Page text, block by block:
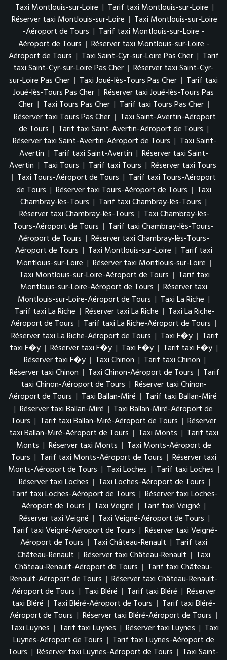
Taxi Montlouis-sur-Loire | Tarif taxi Montlouis-sur-Loire |
Réserver taxi Montlouis-sur-Loire | Taxi Montlouis-sur-Loire
-Aéroport de Tours | Tarif taxi Montlouis-sur-Loire -
Aéroport de Tours | Réserver taxi Montlouis-sur-Loire -
Aéroport de Tours | Taxi Saint-Cyr-sur-Loire Pas Cher | Tarif
taxi Saint-Cyr-sur-Loire Pas Cher | Réserver taxi Saint-Cyr-
sur-Loire Pas Cher | Taxi Joué-lès-Tours Pas Cher | Tarif taxi
Joué-lès-Tours Pas Cher | Réserver taxi Joué-lès-Tours Pas
Cher | Taxi Tours Pas Cher | Tarif taxi Tours Pas Cher |
Réserver taxi Tours Pas Cher | Taxi Saint-Avertin-Aéroport
de Tours | Tarif taxi Saint-Avertin-Aéroport de Tours |
Réserver taxi Saint-Avertin-Aéroport de Tours | Taxi Saint-
Avertin | Tarif taxi Saint-Avertin | Réserver taxi Saint-
Avertin | Taxi Tours | Tarif taxi Tours | Réserver taxi Tours
| Taxi Tours-Aéroport de Tours | Tarif taxi Tours-Aéroport
de Tours | Réserver taxi Tours-Aéroport de Tours | Taxi
Chambray-lès-Tours | Tarif taxi Chambray-lès-Tours |
Réserver taxi Chambray-lès-Tours | Taxi Chambray-lès-
Tours-Aéroport de Tours | Tarif taxi Chambray-lès-Tours-
Aéroport de Tours | Réserver taxi Chambray-lès-Tours-
Aéroport de Tours | Taxi Montlouis-sur-Loire | Tarif taxi
Montlouis-sur-Loire | Réserver taxi Montlouis-sur-Loire |
Taxi Montlouis-sur-Loire-Aéroport de Tours | Tarif taxi
Montlouis-sur-Loire-Aéroport de Tours | Réserver taxi
Montlouis-sur-Loire-Aéroport de Tours | Taxi La Riche |
Tarif taxi La Riche | Réserver taxi La Riche | Taxi La Riche-
Aéroport de Tours | Tarif taxi La Riche-Aéroport de Tours |
Réserver taxi La Riche-Aéroport de Tours | Taxi F�y | Tarif
taxi F�y | Réserver taxi F�y | Taxi F�y | Tarif taxi F�y |
Réserver taxi F�y | Taxi Chinon | Tarif taxi Chinon |
Réserver taxi Chinon | Taxi Chinon-Aéroport de Tours | Tarif
taxi Chinon-Aéroport de Tours | Réserver taxi Chinon-
Aéroport de Tours | Taxi Ballan-Miré | Tarif taxi Ballan-Miré
| Réserver taxi Ballan-Miré | Taxi Ballan-Miré-Aéroport de
Tours | Tarif taxi Ballan-Miré-Aéroport de Tours | Réserver
taxi Ballan-Miré-Aéroport de Tours | Taxi Monts | Tarif taxi
Monts | Réserver taxi Monts | Taxi Monts-Aéroport de
Tours | Tarif taxi Monts-Aéroport de Tours | Réserver taxi
Monts-Aéroport de Tours | Taxi Loches | Tarif taxi Loches |
Réserver taxi Loches | Taxi Loches-Aéroport de Tours |
Tarif taxi Loches-Aéroport de Tours | Réserver taxi Loches-
Aéroport de Tours | Taxi Veigné | Tarif taxi Veigné |
Réserver taxi Veigné | Taxi Veigné-Aéroport de Tours |
Tarif taxi Veigné-Aéroport de Tours | Réserver taxi Veigné-
Aéroport de Tours | Taxi Château-Renault | Tarif taxi
Château-Renault | Réserver taxi Château-Renault | Taxi
Château-Renault-Aéroport de Tours | Tarif taxi Château-
Renault-Aéroport de Tours | Réserver taxi Château-Renault-
Aéroport de Tours | Taxi Bléré | Tarif taxi Bléré | Réserver
taxi Bléré | Taxi Bléré-Aéroport de Tours | Tarif taxi Bléré-
Aéroport de Tours | Réserver taxi Bléré-Aéroport de Tours |
Taxi Luynes | Tarif taxi Luynes | Réserver taxi Luynes | Taxi
Luynes-Aéroport de Tours | Tarif taxi Luynes-Aéroport de
Tours | Réserver taxi Luynes-Aéroport de Tours | Taxi Saint-